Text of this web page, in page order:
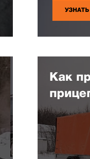
Как